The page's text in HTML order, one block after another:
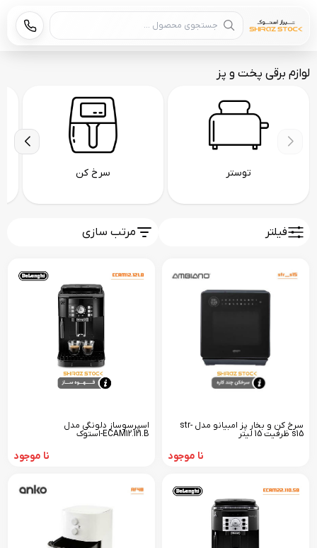
جستجوی محصول
لوازم برقی پخت و پز
توستر سرخ کن
فیلتر مرتب سازی
سرخ کن و بخار پز امبیانو مدل str-
s15 ظرفیت 15 لیتر
نا موجود
اسپرسوساز دلونگی مدل
ECAM12.121.B-استوک
نا موجود